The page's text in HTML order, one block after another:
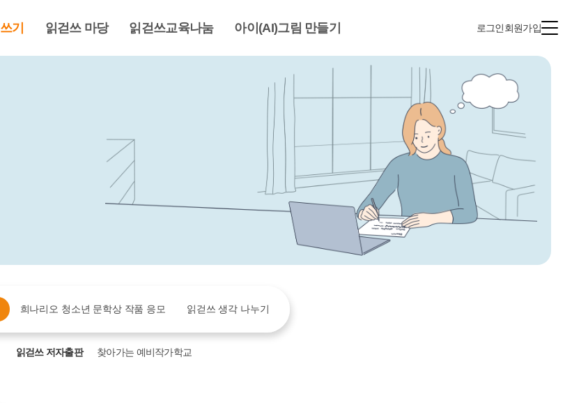
쓰기 읽걷쓰 마당 읽걷쓰교육나눔 아이(AI)그림 만들기 로그인회원가입
희나리오 청소년 문학상 작품 응모 읽걷쓰 생각 나누기
읽걷쓰 저자출판 찾아가는 예비작가학교